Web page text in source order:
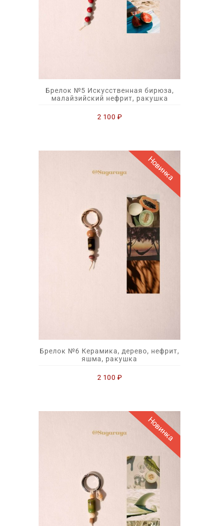
Брелок №5 Искусственная бирюза,
малайзийский нефрит, ракушка
2 100 ₽
Новинка
Брелок №6 Керамика, дерево, нефрит,
яшма, ракушка
2 100 ₽
Новинка